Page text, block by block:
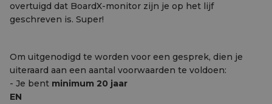
overtuigd dat BoardX-monitor zijn je op het lijf
geschreven is. Super!
Om uitgenodigd te worden voor een gesprek, dien je
uiteraard aan een aantal voorwaarden te voldoen:
- Je bent minimum 20 jaar
EN